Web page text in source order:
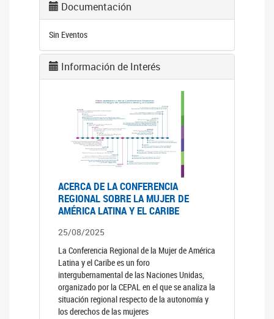
Documentación
Sin Eventos
Información de Interés
ACERCA DE LA CONFERENCIA
REGIONAL SOBRE LA MUJER DE
AMÉRICA LATINA Y EL CARIBE
25/08/2025
La Conferencia Regional de la Mujer de América
Latina y el Caribe es un foro
intergubernamental de las Naciones Unidas,
organizado por la CEPAL en el que se analiza la
situación regional respecto de la autonomía y
los derechos de las mujeres